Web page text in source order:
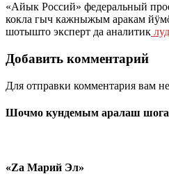
«Айык Россий» федеральный
кокла гыч кажныжым аракам
шотышто эксперт да аналитик
Добавить комментарий
Для отправки комментария вам
Шочмо кундемым аралаш
«Zа Марий Эл»